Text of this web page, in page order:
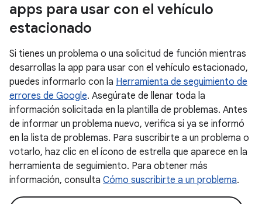
apps para usar con el vehículo
estacionado
Si tienes un problema o una solicitud de función mientras
desarrollas la app para usar con el vehículo estacionado,
puedes informarlo con la Herramienta de seguimiento de
errores de Google. Asegúrate de llenar toda la
información solicitada en la plantilla de problemas. Antes
de informar un problema nuevo, verifica si ya se informó
en la lista de problemas. Para suscribirte a un problema o
votarlo, haz clic en el ícono de estrella que aparece en la
herramienta de seguimiento. Para obtener más
información, consulta Cómo suscribirte a un problema.